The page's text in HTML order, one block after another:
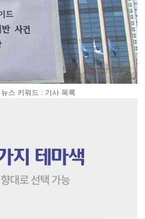
스 키워드 : 기사 목록